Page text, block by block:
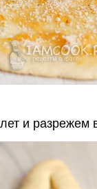
и разрежем